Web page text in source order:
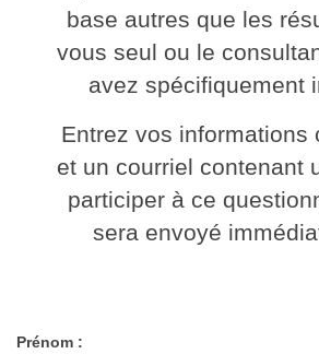
base autres que les
vous seul ou le
avez spécifiquement
Entrez vos informations
et un courriel contenant
participer à ce
sera envoyé
Prénom :